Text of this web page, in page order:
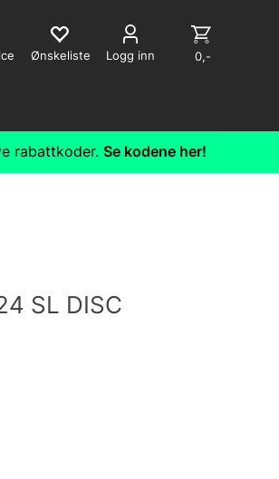
Logg inn 0,-
rabattkoder. Se kodene her!
SL DISC